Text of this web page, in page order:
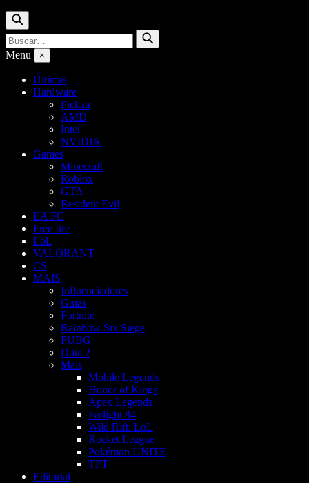
Buscar
Buscar
por:
Buscar
Menu ×
Últimas
Hardware
Pichau
AMD
Intel
NVIDIA
Games
Minecraft
Roblox
GTA
Resident Evil
EA FC
Free fire
LoL
VALORANT
CS
MAIS
Influenciadores
Guias
Fortnite
Rainbow Six Siege
PUBG
Dota 2
Mais
Mobile Legends
Honor of Kings
Apex Legends
Farlight 84
Wild Rift: LoL
Rocket League
Pokémon UNITE
TFT
Editorial